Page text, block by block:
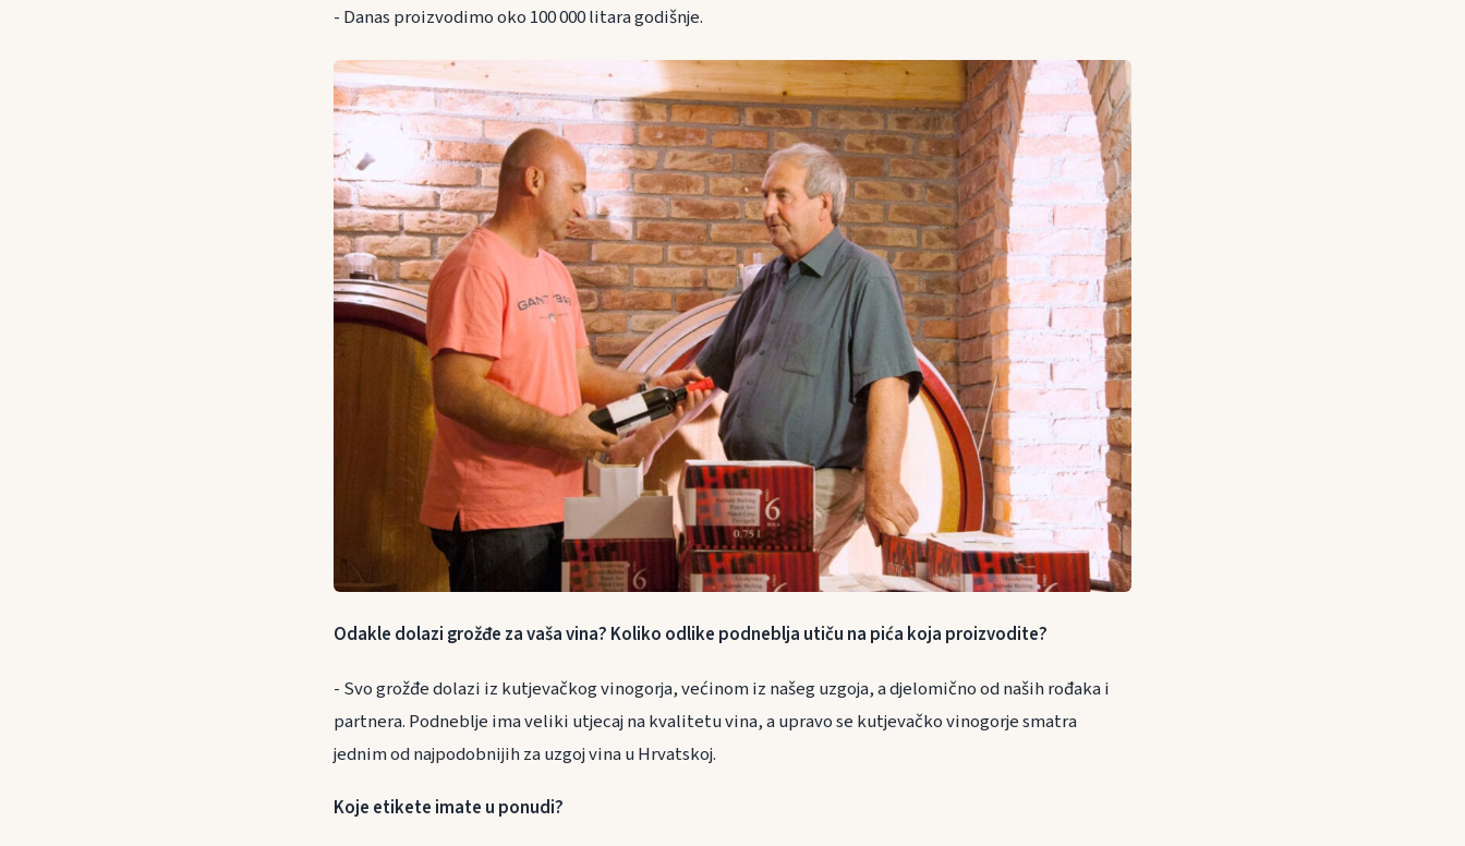
- Danas proizvodimo oko 100 000 litara godišnje.
Odakle dolazi grožđe za vaša vina? Koliko odlike podneblja utiču na pića koja proizvodite?
- Svo grožđe dolazi iz kutjevačkog vinogorja, većinom iz našeg uzgoja, a djelomično od naših rođaka i
partnera. Podneblje ima veliki utjecaj na kvalitetu vina, a upravo se kutjevačko vinogorje smatra
jednim od najpodobnijih za uzgoj vina u Hrvatskoj.
Koje etikete imate u ponudi?